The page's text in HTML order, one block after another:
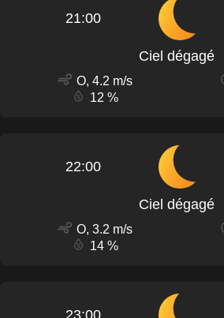
21:00
Ciel dégagé
O, 4.2 m/s
12 %
22:00
Ciel dégagé
O, 3.2 m/s
14 %